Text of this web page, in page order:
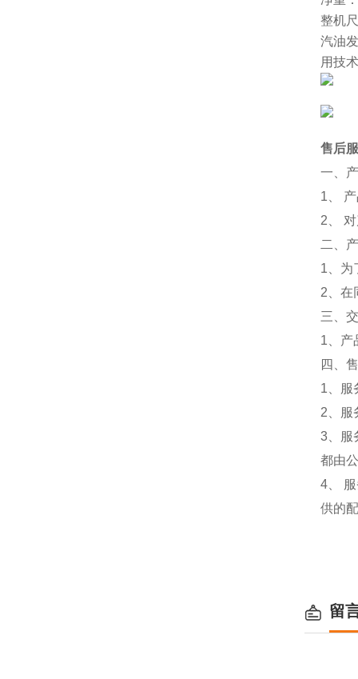
整机
汽油
用技
售后
一、
1、
2、
二、
1、为
2、在
三、
1、产
四、
1、服
2、服
3、服
都由
4、
供的
留